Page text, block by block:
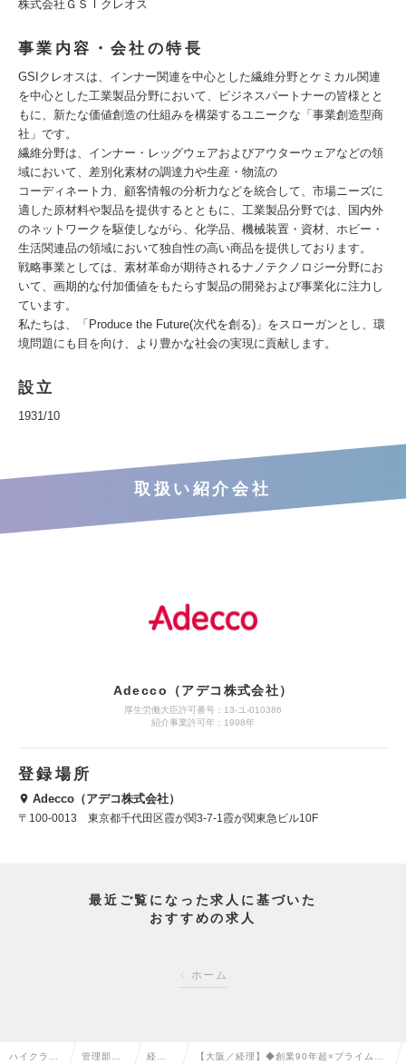
株式会社ＧＳＩクレオス
事業内容・会社の特長
GSIクレオスは、インナー関連を中心とした繊維分野とケミカル関連
を中心とした工業製品分野において、ビジネスパートナーの皆様とと
もに、新たな価値創造の仕組みを構築するユニークな「事業創造型商
社」です。
繊維分野は、インナー・レッグウェアおよびアウターウェアなどの領
域において、差別化素材の調達力や生産・物流の
コーディネート力、顧客情報の分析力などを統合して、市場ニーズに
適した原材料や製品を提供するとともに、工業製品分野では、国内外
のネットワークを駆使しながら、化学品、機械装置・資材、ホビー・
生活関連品の領域において独自性の高い商品を提供しております。
戦略事業としては、素材革命が期待されるナノテクノロジー分野にお
いて、画期的な付加価値をもたらす製品の開発および事業化に注力し
ています。
私たちは、「Produce the Future(次代を創る)」をスローガンとし、環
境問題にも目を向け、より豊かな社会の実現に貢献します。
設立
1931/10
取扱い紹介会社
Adecco（アデコ株式会社）
厚生労働大臣許可番号：13-ユ-010386
紹介事業許可年：1998年
登録場所
Adecco（アデコ株式会社）
〒100-0013 東京都千代田区霞が関3-7-1霞が関東急ビル10F
最近ご覧になった求人に基づいた
おすすめの求人
ホーム
ハイクラス 管理部門 経理 【大阪／経理】◆創業90年超×プライム上